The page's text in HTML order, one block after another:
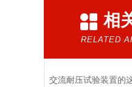
相
RELATED